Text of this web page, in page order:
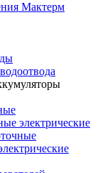
Мактерм
электрические